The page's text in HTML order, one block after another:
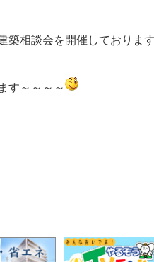
築相談会を開催しておりま
す～～～～